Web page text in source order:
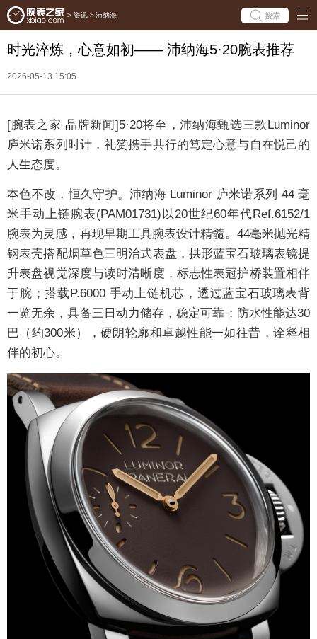
> 资讯 > 沛纳海 搜索
时光淬炼，心意如初—— 沛纳海5·20腕表推荐
2026-05-13 15:05
[腕表之家 品牌新闻]5·20将至，沛纳海甄选三款Luminor
庐米诺系列时计，礼赞携手共行的笃定心意与自在悦己的
人生态度。
本色不改，恒久守护。沛纳海 Luminor 庐米诺系列 44 毫
米手动上链腕表(PAM01731)以20世纪60年代Ref.6152/1
腕表为灵感，再现早期工具腕表设计精髓。44毫米抛光精
钢表壳搭配烟草色三明治式表盘，拱形蓝宝石玻璃表镜提
升表盘视觉深度与读时清晰度，标志性表冠护桥装置相伴
于腕；搭载P.6000 手动上链机芯，透过蓝宝石玻璃表背
一览无余，具备三日动力储存，稳定可靠；防水性能达30
巴（约300米），硬朗轮廓和卓越性能一如往昔，诠释相
伴的初心。